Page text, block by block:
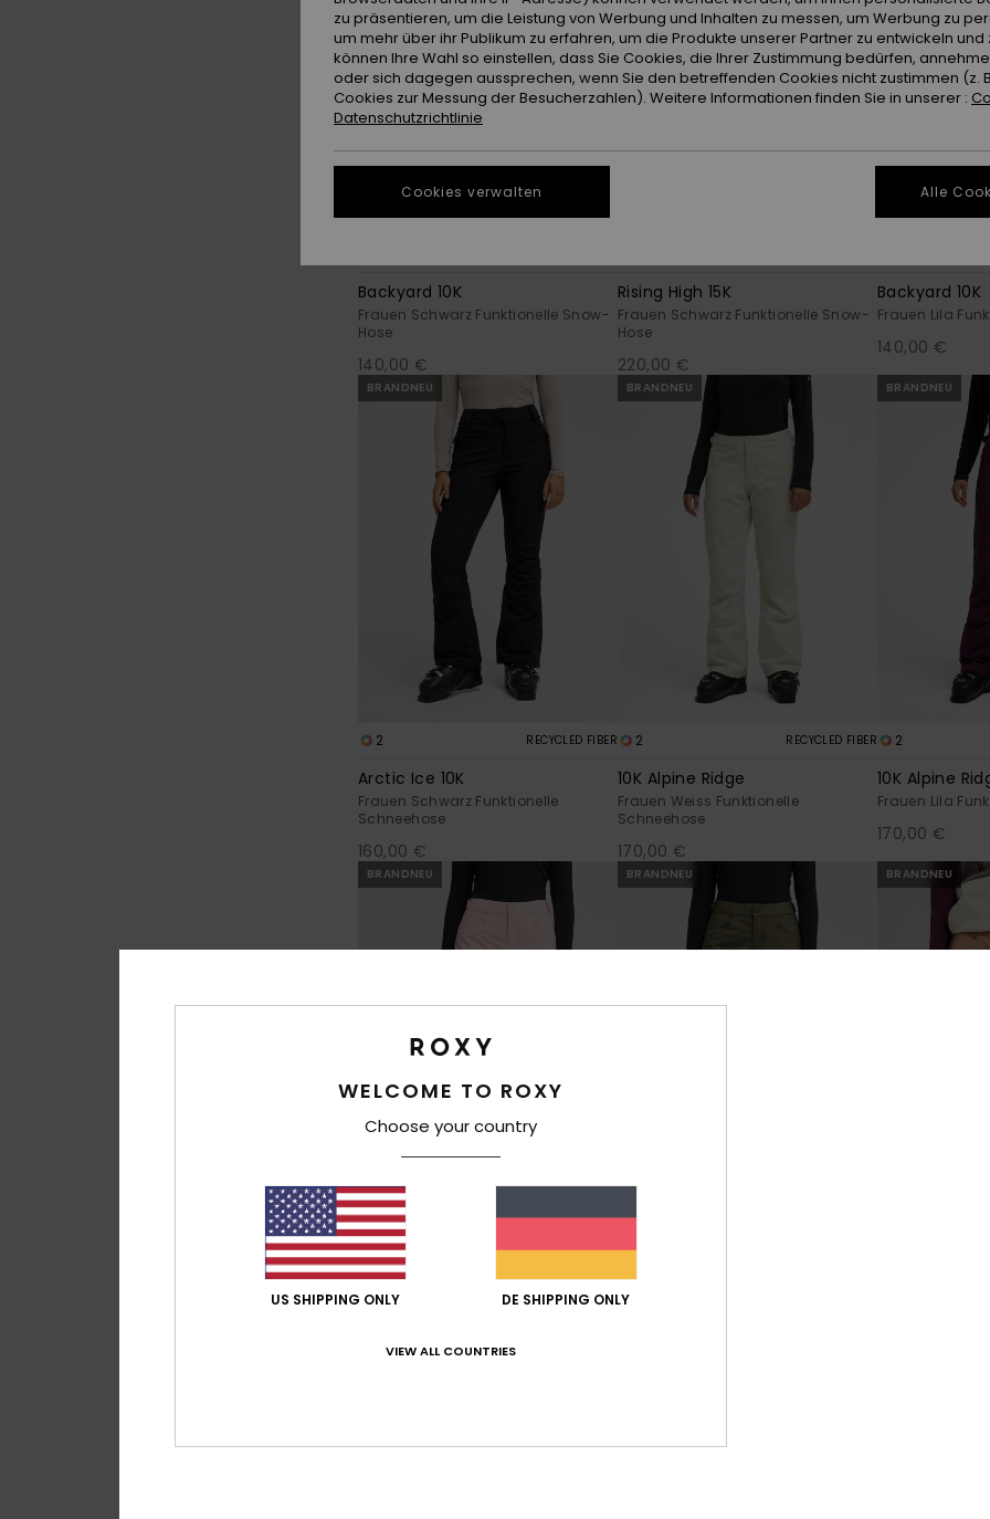
Backyard 10K
Frauen Schwarz Funktionelle Snow-
Hose
140,00 €
Rising High 15K
Frauen Schwarz Funktionelle Snow-
Hose
220,00 €
Backyard 10K
Frauen Lila
140,00 €
BRANDNEU
2 RECYCLED FIBER
Arctic Ice 10K
Frauen Schwarz Funktionelle
Schneehose
160,00 €
BRANDNEU
2 RECYCLED FIBER
10K Alpine Ridge
Frauen Weiss Funktionelle
Schneehose
170,00 €
BRANDNEU
2
10K Alpine
Frauen Lila
170,00 €
BRANDNEU
8
Backyard 10K
Hose
BRANDNEU
Hose
BRANDNEU
WELCOME TO ROXY
Choose your country
US SHIPPING ONLY DE SHIPPING ONLY
VIEW ALL COUNTRIES
zu präsentieren, um die Leistung von Werbung und Inhalten zu messen, um Werbung zu
um mehr über ihr Publikum zu erfahren, um die Produkte unserer Partner zu entwickeln und
können Ihre Wahl so einstellen, dass Sie Cookies, die Ihrer Zustimmung bedürfen,
oder sich dagegen aussprechen, wenn Sie den betreffenden Cookies nicht zustimmen (z.
Cookies zur Messung der Besucherzahlen). Weitere Informationen finden Sie in unserer :
Datenschutzrichtlinie
Cookies verwalten Alle